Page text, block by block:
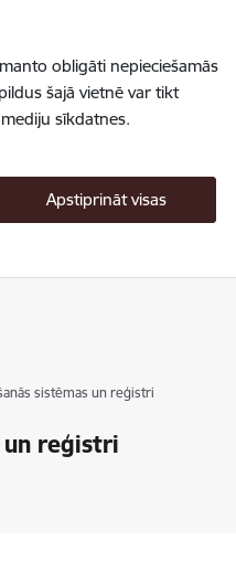
obligāti nepieciešamās
šajā vietnē var tikt
sīkdatnes.
Apstiprināt visas
sistēmas un reģistri
un reģistri